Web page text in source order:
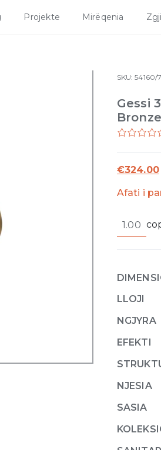
Projekte Mirëqenia
SKU:54160/
Gessi
€324.00
Afati i
316
726
Warm
Brushed
PVD
LLOJI
NGJYRA
EFEKTI
NJESIA
SASIA